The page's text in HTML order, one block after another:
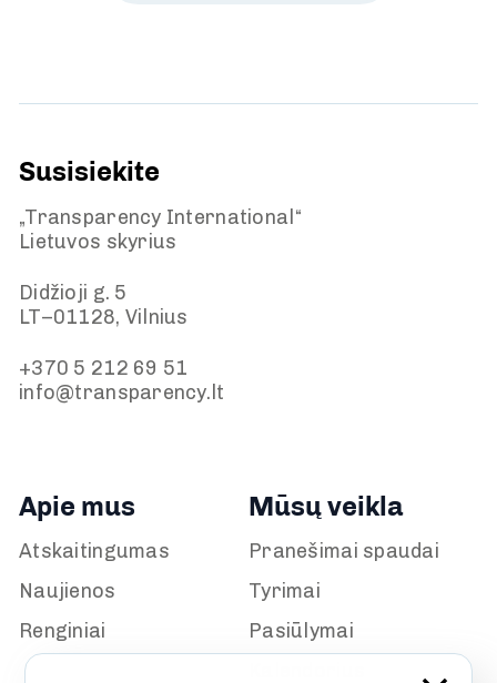
Susisiekite
„Transparency International“
Lietuvos skyrius
Didžioji g. 5
LT–01128, Vilnius
+370 5 212 69 51
info@transparency.lt
Apie mus
Atskaitingumas
Naujienos
Renginiai
Mūsų veikla
Pranešimai spaudai
Tyrimai
Pasiūlymai